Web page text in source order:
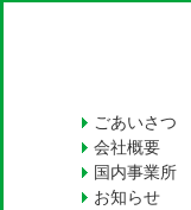
ごあいさつ
会社概要
国内事業所
お知らせ